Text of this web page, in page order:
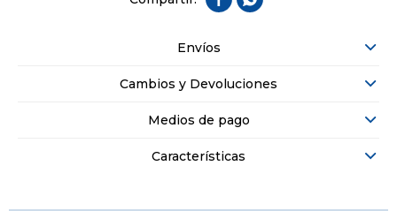
Envíos
Cambios y Devoluciones
Medios de pago
Características